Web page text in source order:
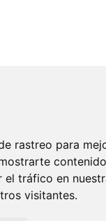
rastreo para
el tráfico en
visitantes.